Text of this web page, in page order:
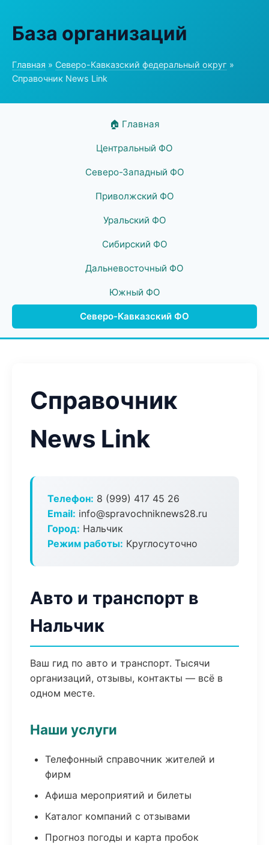
База организаций
Главная » Северо-Кавказский федеральный округ »
Справочник News Link
🏠 Главная
Центральный ФО
Северо-Западный ФО
Приволжский ФО
Уральский ФО
Сибирский ФО
Дальневосточный ФО
Южный ФО
Северо-Кавказский ФО
Справочник
News Link
Телефон: 8 (999) 417 45 26
Email: info@spravochniknews28.ru
Город: Нальчик
Режим работы: Круглосуточно
Авто и транспорт в
Нальчик
Ваш гид по авто и транспорт. Тысячи
организаций, отзывы, контакты — всё в
одном месте.
Наши услуги
Телефонный справочник жителей и
фирм
Афиша мероприятий и билеты
Каталог компаний с отзывами
Прогноз погоды и карта пробок